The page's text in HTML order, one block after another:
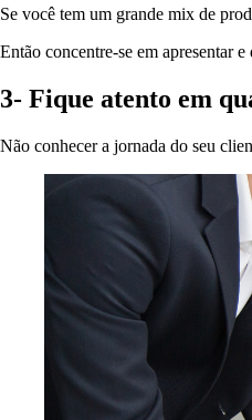
Se você tem um grande mix de
Então concentre-se em apresentar
3- Fique atento em
Não conhecer a jornada do seu